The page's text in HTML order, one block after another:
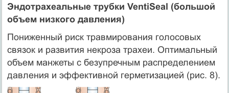
Эндотрахеальные трубки VentiSeal (большой
объем низкого давления)
Пониженный риск травмирования голосовых
связок и развития некроза трахеи. Оптимальный
объем манжеты с безупречным распределением
давления и эффективной герметизацией (рис. 8).